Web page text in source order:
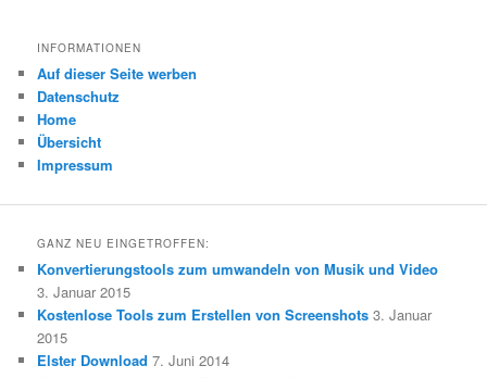
INFORMATIONEN
Auf dieser Seite werben
Datenschutz
Home
Übersicht
Impressum
GANZ NEU EINGETROFFEN:
Konvertierungstools zum umwandeln von Musik und Video
3. Januar 2015
Kostenlose Tools zum Erstellen von Screenshots 3. Januar
2015
Elster Download 7. Juni 2014